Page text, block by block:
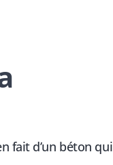
fait d’un béton qui